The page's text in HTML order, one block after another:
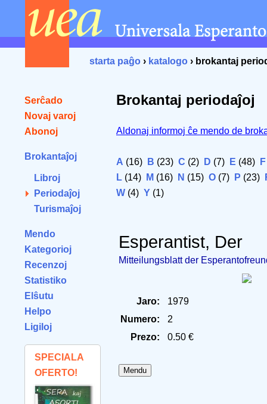
starta paĝo › katalogo › brokantaj
Serĉado
Novaj varoj
Abonoj
Brokantaĵoj
Libroj
Periodaĵoj
Turismaĵoj
Mendo
Kategorioj
Recenzoj
Statistiko
Elŝutu
Helpo
Ligiloj
SPECIALA
OFERTO!
Brokantaj periodaĵoj
Aldonaj informoj ĉe mendo de
A (16) B (23) C (2) D (7) E (48) F
L (14) M (16) N (15) O (7) P (23)
W (4) Y (1)
Esperantist, Der
Mitteilungsblatt der
Jaro:
1979
Numero:
2
Prezo:
0.50 €